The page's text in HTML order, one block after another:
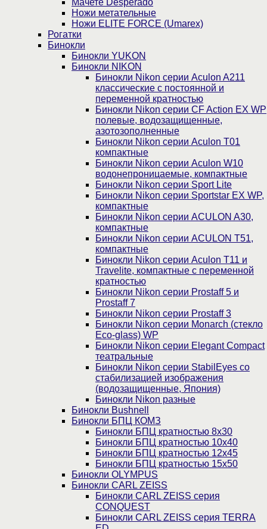
Мачете Desperado
Ножи метательные
Ножи ELITE FORCE (Umarex)
Рогатки
Бинокли
Бинокли YUKON
Бинокли NIKON
Бинокли Nikon серии Aculon A211
классические с постоянной и
переменной кратностью
Бинокли Nikon серии СF Action EX WP
полевые, водозащищенные,
азотозополненные
Бинокли Nikon серии Aculon T01
компактные
Бинокли Nikon серии Aculon W10
водонепроницаемые, компактные
Бинокли Nikon серии Sport Lite
Бинокли Nikon серии Sportstar EX WP,
компактные
Бинокли Nikon серии ACULON A30,
компактные
Бинокли Nikon серии ACULON Т51,
компактные
Бинокли Nikon серии Aculon T11 и
Travelite, компактные с переменной
кратностью
Бинокли Nikon серии Prostaff 5 и
Prostaff 7
Бинокли Nikon серии Prostaff 3
Бинокли Nikon серии Monarch (стекло
Eco-glass) WP
Бинокли Nikon серии Elegant Compact
театральные
Бинокли Nikon серии StabilEyes со
стабилизацией изображения
(водозащищенные, Япония)
Бинокли Nikon разные
Бинокли Bushnell
Бинокли БПЦ КОМЗ
Бинокли БПЦ кратностью 8х30
Бинокли БПЦ кратностью 10х40
Бинокли БПЦ кратностью 12х45
Бинокли БПЦ кратностью 15х50
Бинокли OLYMPUS
Бинокли CARL ZEISS
Бинокли CARL ZEISS серия
CONQUEST
Бинокли CARL ZEISS серия TERRA